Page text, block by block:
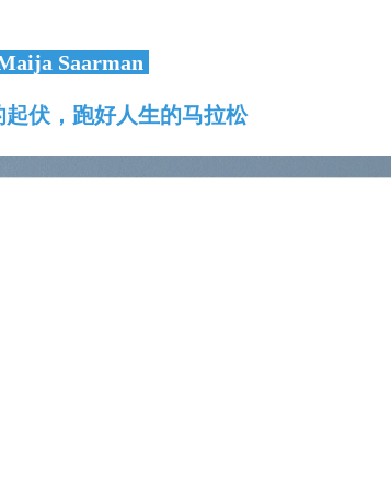
Saarman
伏，跑好人生的马拉松